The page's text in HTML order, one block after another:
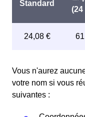
Vous n'aurez
votre nom si vous
suivantes :